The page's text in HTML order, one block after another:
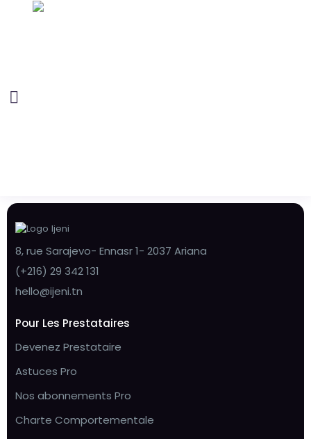
8, rue Sarajevo- Ennasr 1- 2037 Ariana
(+216) 29 342 131
hello@ijeni.tn
Pour Les Prestataires
Devenez Prestataire
Astuces Pro
Nos abonnements Pro
Charte Comportementale